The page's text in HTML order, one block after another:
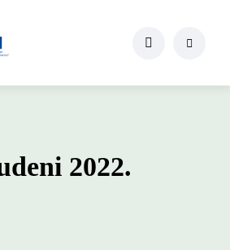
2022.